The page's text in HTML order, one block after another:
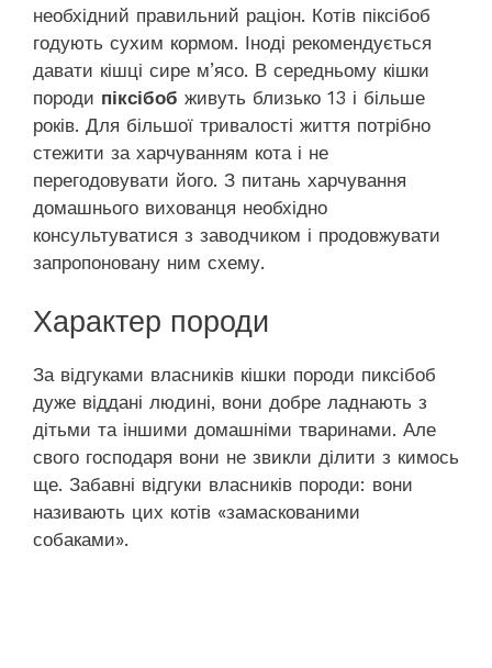
необхідний правильний раціон. Котів піксібоб
годують сухим кормом. Іноді рекомендується
давати кішці сире м’ясо. В середньому кішки
породи піксібоб живуть близько 13 і більше
років. Для більшої тривалості життя потрібно
стежити за харчуванням кота і не
перегодовувати його. З питань харчування
домашнього вихованця необхідно
консультуватися з заводчиком і продовжувати
запропоновану ним схему.
Характер породи
За відгуками власників кішки породи пиксібоб
дуже віддані людині, вони добре ладнають з
дітьми та іншими домашніми тваринами. Але
свого господаря вони не звикли ділити з кимось
ще. Забавні відгуки власників породи: вони
називають цих котів «замаскованими
собаками».